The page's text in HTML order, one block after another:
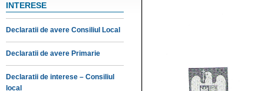
INTERESE
Declaratii de avere Consiliul Local
Declaratii de avere Primarie
Declaratii de interese – Consiliul
local